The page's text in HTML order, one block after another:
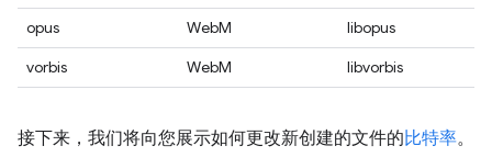
opus
WebM
libopus
vorbis
WebM libvorbis
接下来，我们将向您展示如何更改新创建的文件的比特率。